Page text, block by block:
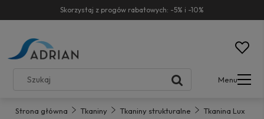
Skorzystaj z progów rabatowych: -5% i -10%
Menu
Strona główna Tkaniny Tkaniny strukturalne
Tkanina Lux